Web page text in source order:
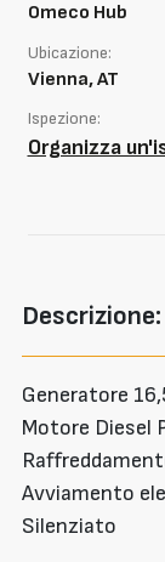
Descrizione:
Generatore
Motore Diesel
Avviamento
Silenziato
Omeco Hub
Ubicazione:
Vienna, AT
Ispezione:
Organizza